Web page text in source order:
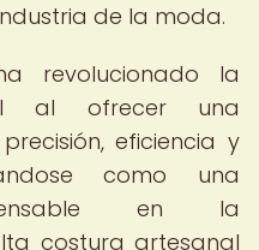
de la moda.
revolucionado la
al ofrecer una
eficiencia y
como una
en la
costura artesanal